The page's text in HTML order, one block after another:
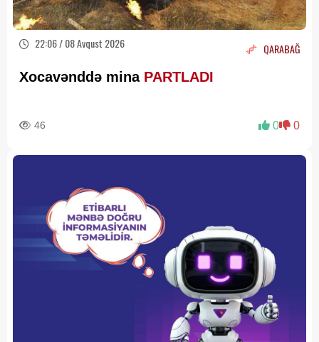
22:06 / 08 Avqust 2026 QARABAĞ
Xocavənddə mina PARTLADI
46 0 0